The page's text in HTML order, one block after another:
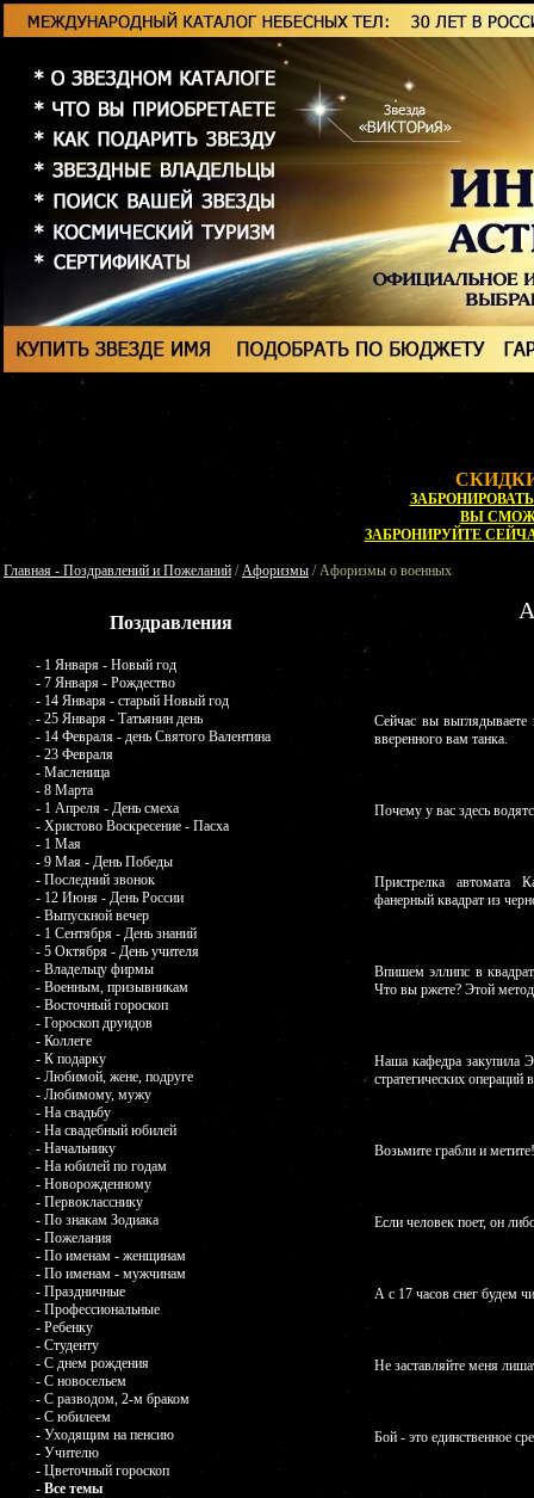
ВЫ
ЗАБРОНИРУЙТЕ
Главная - Поздравлений и Пожеланий /Афоризмы / Афоризмы о военных
Поздравления
- 1 Января - Новый год
- 7 Января - Рождество
- 14 Января - старый Новый год
- 25 Января - Татьянин день
- 14 Февраля - день Святого Валентина
- 23 Февраля
- Масленица
- 8 Марта
- 1 Апреля - День смеха
- Христово Воскресение - Пасха
- 1 Мая
- 9 Мая - День Победы
- Последний звонок
- 12 Июня - День России
- Выпускной вечер
- 1 Сентября - День знаний
- 5 Октября - День учителя
- Владельцу фирмы
- Военным, призывникам
- Восточный гороскоп
- Гороскоп друидов
- Коллеге
- К подарку
- Любимой, жене, подруге
- Любимому, мужу
- На свадьбу
- На свадебный юбилей
- Начальнику
- На юбилей по годам
- Новорожденному
- Первокласснику
- По знакам Зодиака
- Пожелания
- По именам - женщинам
- По именам - мужчинам
- Праздничные
- Профессиональные
- Ребенку
- Студенту
- С днем рождения
- С новосельем
- С разводом, 2-м браком
- С юбилеем
- Уходящим на пенсию
- Учителю
- Цветочный гороскоп
- Все темы
Сейчас вы
вверенного вам танка.
Почему у вас здесь
Пристрелка автомата
фанерный квадрат из
Впишем эллипс в
Что вы ржете? Этой
Наша кафедра закупила
стратегических операций
Возьмите грабли и метите!
Если человек поет, он
А с 17 часов снег будем
Не заставляйте меня
Бой - это единственное